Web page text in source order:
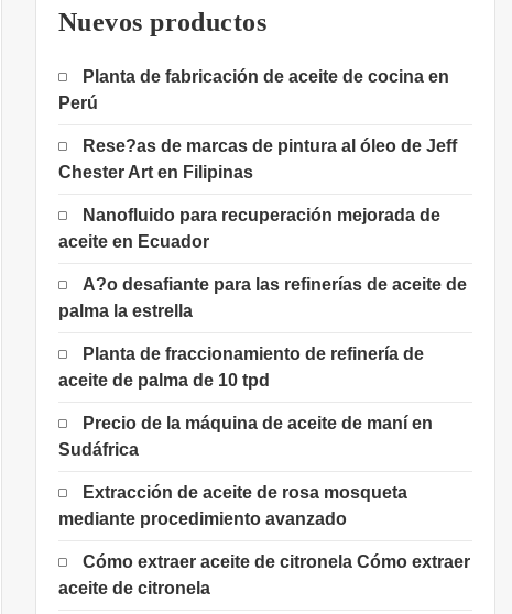
Nuevos productos
Planta de fabricación de aceite de cocina en
Perú
Rese?as de marcas de pintura al óleo de Jeff
Chester Art en Filipinas
Nanofluido para recuperación mejorada de
aceite en Ecuador
A?o desafiante para las refinerías de aceite de
palma la estrella
Planta de fraccionamiento de refinería de
aceite de palma de 10 tpd
Precio de la máquina de aceite de maní en
Sudáfrica
Extracción de aceite de rosa mosqueta
mediante procedimiento avanzado
Cómo extraer aceite de citronela Cómo extraer
aceite de citronela